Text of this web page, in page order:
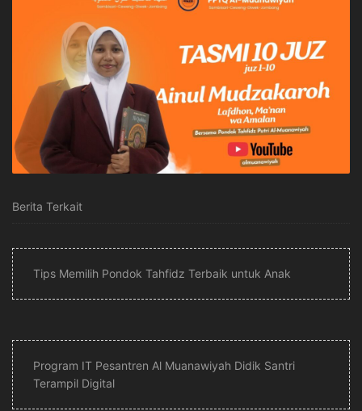
Berita Terkait
Tips Memilih Pondok Tahfidz Terbaik untuk Anak
Program IT Pesantren Al Muanawiyah Didik Santri
Terampil Digital